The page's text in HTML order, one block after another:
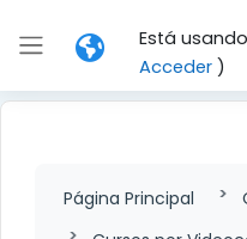
Panel lateral
Está
Acceder)
Página Principal